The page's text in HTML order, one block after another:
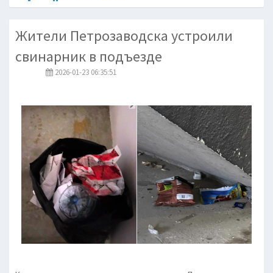
Жители Петрозаводска устроили
свинарник в подъезде
2026-01-23 06:35:51